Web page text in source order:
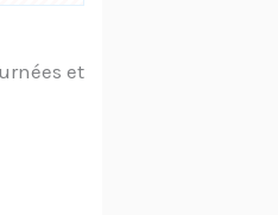
et